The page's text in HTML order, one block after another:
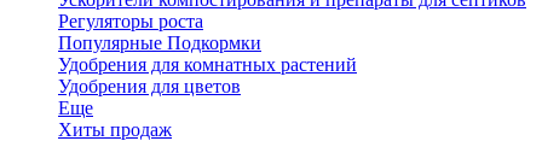
Регуляторы роста
Популярные Подкормки
Удобрения для комнатных растений
Удобрения для цветов
Еще
Хиты продаж